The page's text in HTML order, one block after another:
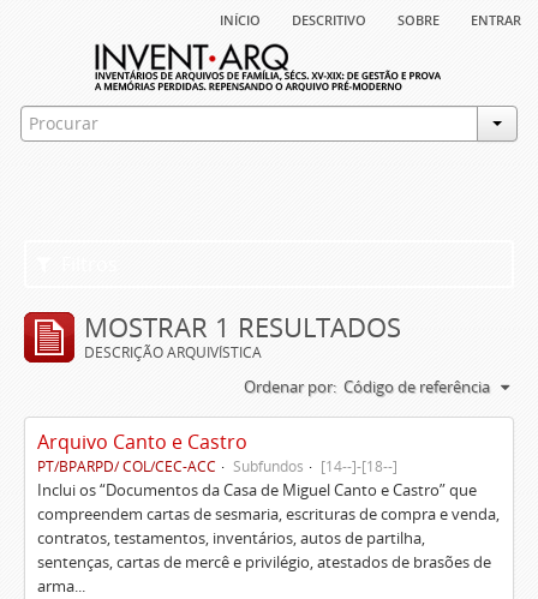
início descritivo sobre entrar
MOSTRAR 1 RESULTADOS
DESCRIÇÃO ARQUIVÍSTICA
Ordenar por: Código de referência
Arquivo Canto e Castro
PT/BPARPD/ COL/CEC-ACC Subfundos [14--]-[18--]
Inclui os “Documentos da Casa de Miguel Canto e Castro” que
compreendem cartas de sesmaria, escrituras de compra e venda,
contratos, testamentos, inventários, autos de partilha,
sentenças, cartas de mercê e privilégio, atestados de brasões de
arma...